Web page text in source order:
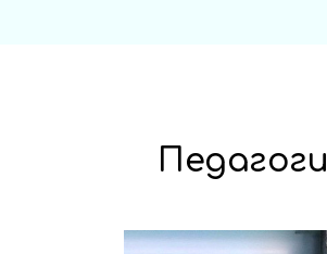
Педагоги